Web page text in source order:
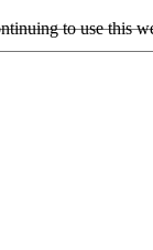
to use this